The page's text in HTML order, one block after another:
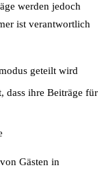
werden jedoch
ist verantwortlich
geteilt wird
dass ihre Beiträge für
Gästen in